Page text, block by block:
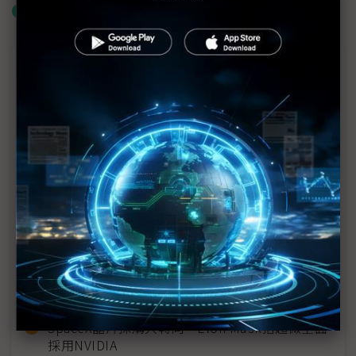
MLCC訂單過熱、出貨比創高 村田示警全球AI基
建熱潮將趨緩
2027全年記憶體產能提前售罄 買家「祕而不
宣」只怕買不夠
英特爾EMIB良率達標 聯發科第2代ASIC產品
2028準時量產
光進銅退更明確？ 聯發科估SerDes 448G為銅
線「最終戰場」
SpaceX晶片採購大轉向 Elon Musk捨超微全面
採用NVIDIA